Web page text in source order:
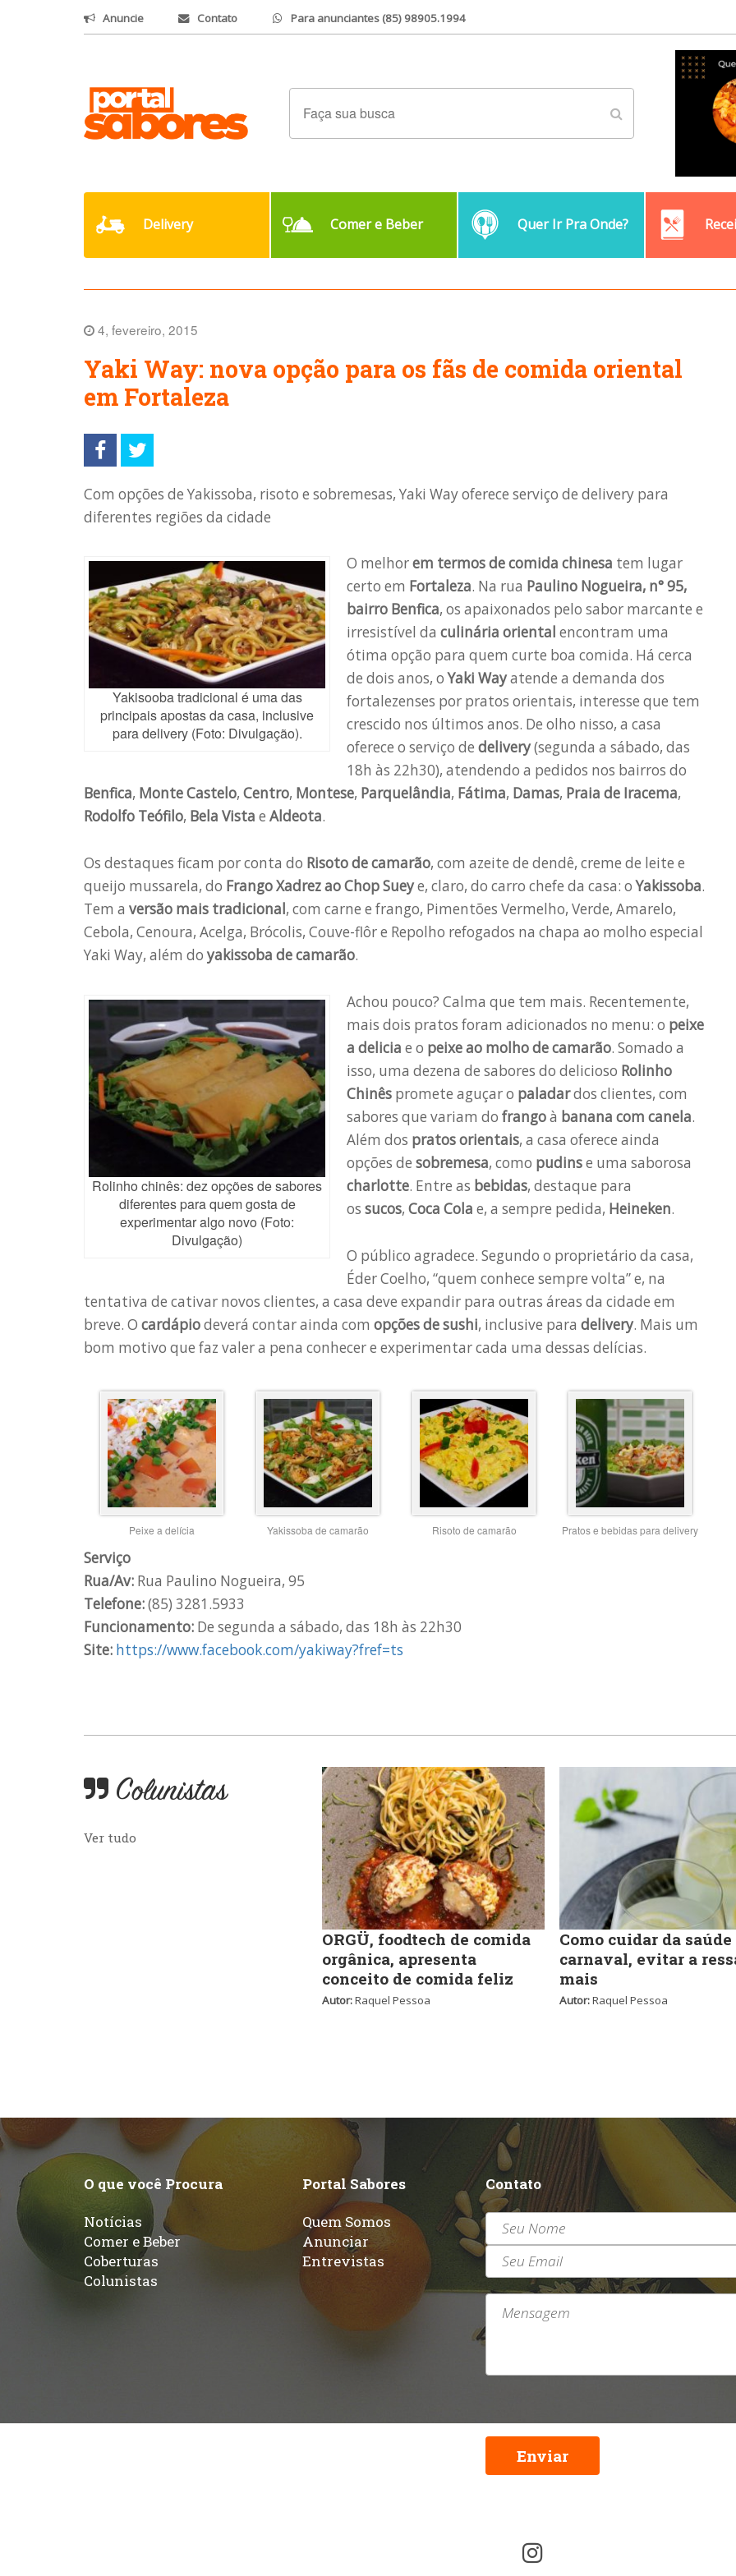
Anuncie Contato Para anunciantes (85) 98905.1994
Delivery Comer e Beber Quer Ir Pra Onde?
4, fevereiro, 2015
Yaki Way: nova opção para os fãs de comida oriental
em Fortaleza
Com opções de Yakissoba, risoto e sobremesas, Yaki Way oferece serviço de delivery para
diferentes regiões da cidade
Yakisooba tradicional é uma das
principais apostas da casa, inclusive
para delivery (Foto: Divulgação).
O melhorem termos de comida chinesa tem lugar
certo em Fortaleza. Na rua Paulino Nogueira, n° 95,
bairro Benfica, os apaixonados pelo sabor marcante e
irresistível da culinária oriental encontram uma
ótima opção para quem curte boa comida. Há cerca
de dois anos, oYaki Wayatende a demanda dos
fortalezenses por pratos orientais, interesse que tem
crescido nos últimos anos. De olho nisso, a casa
oferece o serviço de delivery(segunda a sábado, das
18h às 22h30), atendendo a pedidos nos bairros do
Benfica, Monte Castelo, Centro, Montese, Parquelândia, Fátima, Damas, Praia de Iracema,
Rodolfo Teófilo, Bela Vista e Aldeota.
Os destaques ficam por conta do Risoto de camarão, com azeite de dendê, creme de leite e
queijo mussarela, do Frango Xadrez ao Chop Sueye, claro, do carro chefe da casa: oYakissoba.
Tem a versão mais tradicional, com carne e frango, Pimentões Vermelho, Verde, Amarelo,
Cebola, Cenoura, Acelga, Brócolis, Couve-flôr e Repolho refogados na chapa ao molho especial
Yaki Way, além do yakissoba de camarão.
Rolinho chinês: dez opções de sabores
diferentes para quem gosta de
experimentar algo novo (Foto:
Divulgação)
Achou pouco? Calma que tem mais. Recentemente,
mais dois pratos foram adicionados no menu: o peixe
a delicia e o peixe ao molho de camarão. Somado a
isso, uma dezena de sabores do delicioso Rolinho
Chinês promete aguçar o paladardos clientes, com
sabores que variam do frangoà banana com canela.
Além dos pratos orientais, a casa oferece ainda
opções de sobremesa, como pudinse uma saborosa
charlotte. Entre as bebidas, destaque para
os sucos, Coca Cola e, a sempre pedida, Heineken.
O público agradece. Segundo o proprietário da casa,
Éder Coelho, “quem conhece sempre volta” e, na
tentativa de cativar novos clientes, a casa deve expandir para outras áreas da cidade em
breve. O cardápiodeverá contar ainda com opções desushi, inclusive para delivery. Mais um
bom motivo que faz valer a pena conhecer e experimentar cada uma dessas delícias.
Peixe a delícia Yakissoba de camarão Risoto de camarão Pratos e bebidas para delivery
Serviço
Rua/Av: Rua Paulino Nogueira, 95
Telefone:(85) 3281.5933
Funcionamento: De segunda a sábado, das 18h às 22h30
Site: https://www.facebook.com/yakiway?fref=ts
Colunistas
Ver tudo
ORGÜ, foodtech de comida
orgânica, apresenta
conceito de comida feliz
Autor:Raquel Pessoa
Como cuidar da saúde
carnaval, evitar a
mais
Autor:Raquel Pessoa
O que você Procura
Notícias
Comer e Beber
Coberturas
Colunistas
Portal Sabores
Quem Somos
Anunciar
Entrevistas
Contato
Enviar